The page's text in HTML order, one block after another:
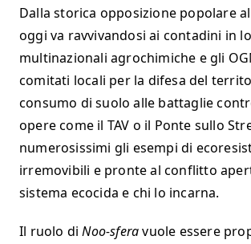
Dalla storica opposizione popolare
oggi va ravvivandosi ai contadini in
multinazionali agrochimiche e gli
comitati locali per la difesa del
consumo di suolo alle battaglie
opere come il TAV o il Ponte sullo
numerosissimi gli esempi di
irremovibili e pronte al conflitto
sistema ecocida e chi lo incarna.
Il ruolo diNoo-sferavuole essere